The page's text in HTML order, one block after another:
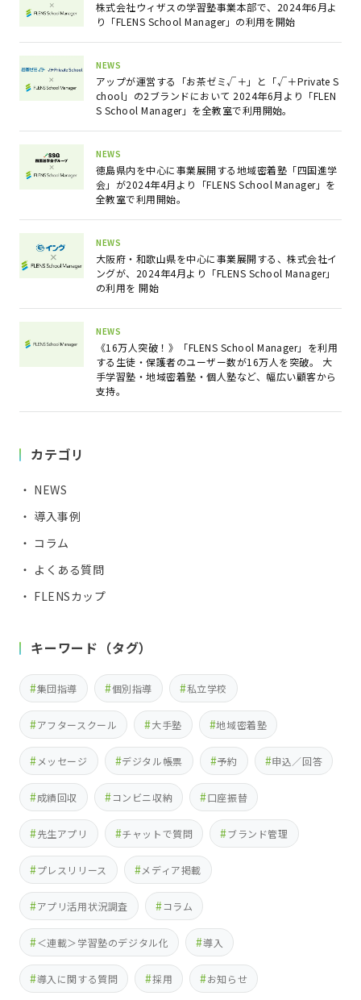
株式会社ウィザスの学習塾事業本部で、2024年6月よ
り「FLENS School Manager」の利用を開始
NEWS
アップが運営する「お茶ゼミ√＋」と「√＋Private S
chool」の2ブランドにおいて 2024年6月より「FLEN
S School Manager」を全教室で利用開始。
NEWS
徳島県内を中心に事業展開する地域密着塾「四国進学
会」が2024年4月より「FLENS School Manager」を
全教室で利用開始。
NEWS
大阪府・和歌山県を中心に事業展開する、株式会社イ
ングが、2024年4月より「FLENS School Manager」
の利用を 開始
NEWS
《16万人突破！》「FLENS School Manager」を利用
する生徒・保護者のユーザー数が16万人を突破。 大
手学習塾・地域密着塾・個人塾など、幅広い顧客から
支持。
カテゴリ
・ NEWS
・ 導入事例
・ コラム
・ よくある質問
・ FLENSカップ
キーワード（タグ）
集団指導 個別指導 私立学校
アフタースクール 大手塾 地域密着塾
メッセージ デジタル帳票 予約 申込／回答
成績回収 コンビニ収納 口座振替
先生アプリ チャットで質問 ブランド管理
プレスリリース メディア掲載
アプリ活用状況調査 コラム
＜連載＞学習塾のデジタル化 導入
導入に関する質問 採用 お知らせ